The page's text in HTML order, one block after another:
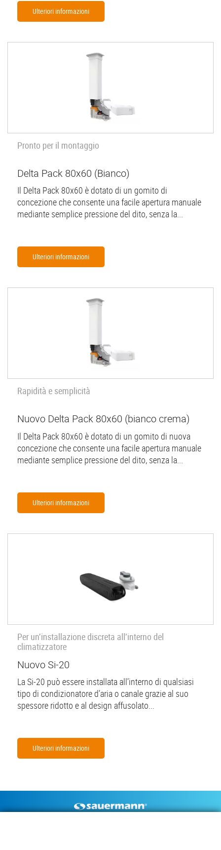
Ulteriori informazioni
Pronto per il montaggio
Delta Pack 80x60 (Bianco)
Il Delta Pack 80x60 è dotato di un gomito di
concezione che consente una facile apertura manuale
mediante semplice pressione del dito, senza la...
Ulteriori informazioni
Rapidità e semplicità
Nuovo Delta Pack 80x60 (bianco crema)
Il Delta Pack 80x60 è dotato di un gomito di nuova
concezione che consente una facile apertura manuale
mediante semplice pressione del dito, senza la...
Ulteriori informazioni
Per un’installazione discreta all’interno del
climatizzatore
Nuovo Si-20
La Si-20 può essere installata all’interno di qualsiasi
tipo di condizionatore d’aria o canale grazie al suo
spessore ridotto e al design affusolato...
Ulteriori informazioni